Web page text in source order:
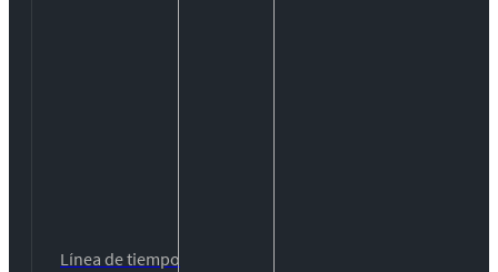
Línea de tiempo